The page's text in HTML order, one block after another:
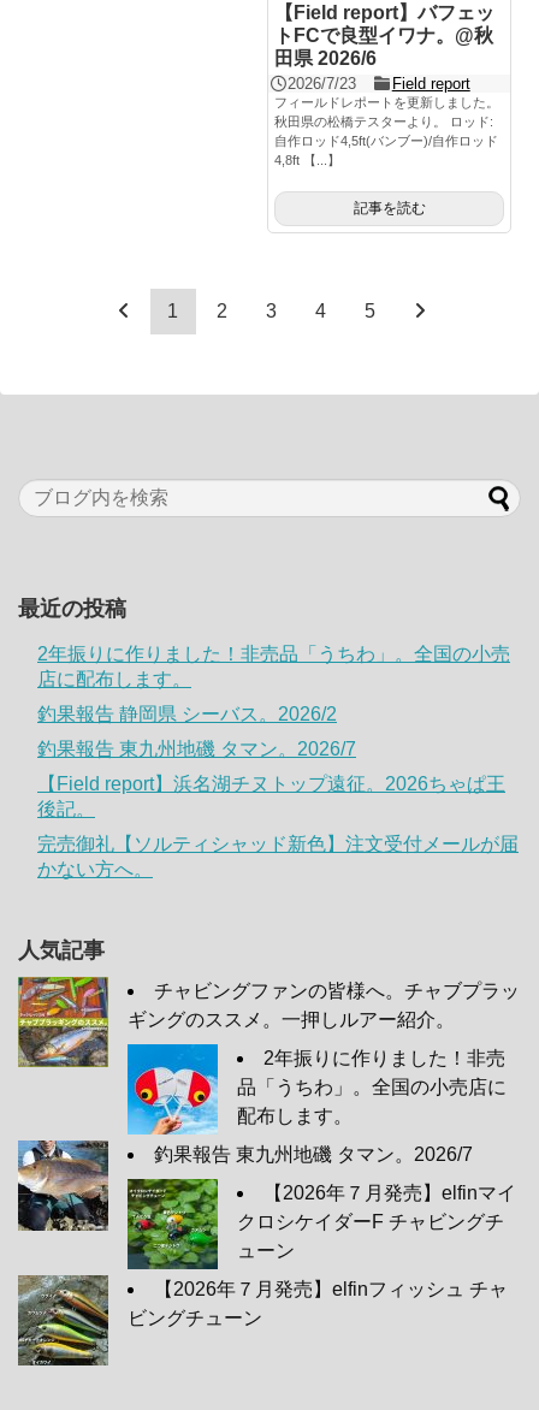
【Field report】バフェッ
トFCで良型イワナ。@秋
田県 2026/6
2026/7/23 Field report
フィールドレポートを更新しました。
秋田県の松橋テスターより。 ロッド:
自作ロッド4,5ft(バンブー)/自作ロッド
4,8ft 【...】
記事を読む
1 2 3 4 5
最近の投稿
2年振りに作りました！非売品「うちわ」。全国の小売
店に配布します。
釣果報告 静岡県 シーバス。2026/2
釣果報告 東九州地磯 タマン。2026/7
【Field report】浜名湖チヌトップ遠征。2026ちゃぱ王
後記。
完売御礼【ソルティシャッド新色】注文受付メールが届
かない方へ。
人気記事
チャビングファンの皆様へ。チャブプラッ
ギングのススメ。一押しルアー紹介。
2年振りに作りました！非売
品「うちわ」。全国の小売店に
配布します。
釣果報告 東九州地磯 タマン。2026/7
【2026年７月発売】elfinマイ
クロシケイダーF チャビングチ
ューン
【2026年７月発売】elfinフィッシュ チャ
ビングチューン